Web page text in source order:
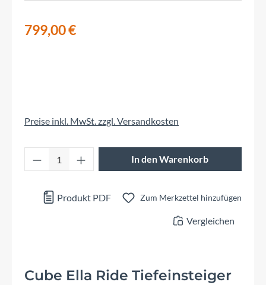
799,00 €
Preise inkl. MwSt. zzgl. Versandkosten
Produkt Anzahl: Gib den gewünschten
In den Warenkorb
Produkt PDF Zum Merkzettel hinzufügen
Vergleichen
Cube Ella Ride Tiefeinsteiger